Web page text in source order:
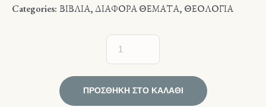
Categories: ΒΙΒΛΙΑ,ΔΙΑΦΟΡΑ ΘΕΜΑΤΑ, ΘΕΟΛΟΓΙΑ
ΠΡΟΣΘΉΚΗ ΣΤΟ ΚΑΛΆΘΙ